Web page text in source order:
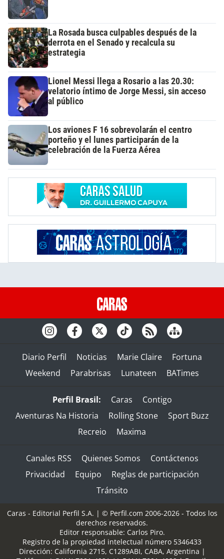
La Rosada busca culpables después de la
derrota en el Senado y recalcula su
estrategia
Lionel Messi llega a Rosario a las 20.30:
velatorio íntimo de Jorge Messi, sin acceso
al público
Los aviones F 16 sobrevolarán el centro
porteño y el lunes participarán de la
celebración de la Fuerza Aérea
Diario Perfil Noticias Marie Claire
Fortuna
Weekend
Parabrisas Lunateen BATimes
Perfil Brasil: Caras
Contigo
Aventuras Na Historia
Rolling Stone
Sport Buzz
Recreio
Maxima
Canales RSS Quienes Somos
Contáctenos
Privacidad
Equipo
Reglas de participación
Tránsito
Caras - Editorial Perfil S.A. | © Perfil.com 2006-2026 - Todos los
derechos reservados.
Editor responsable: Carlos Piro.
Registro de la propiedad intelectual número 5346433
Dirección: California 2715, C1289ABI, CABA, Argentina |